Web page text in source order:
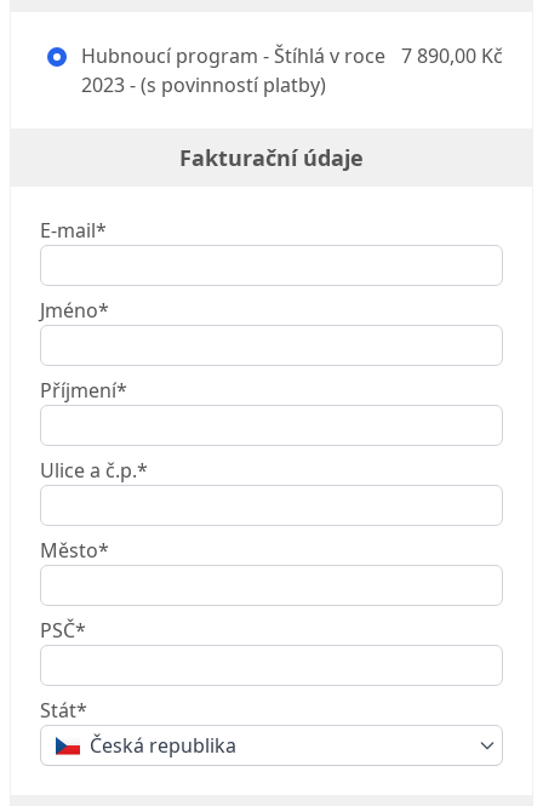
Hubnoucí program - Štíhlá v roce
2023 - (s povinností platby)
7 890,00 Kč
Fakturační údaje
E-mail*
Jméno*
Příjmení*
Ulice a č.p.*
Město*
PSČ*
Stát*
Česká republika